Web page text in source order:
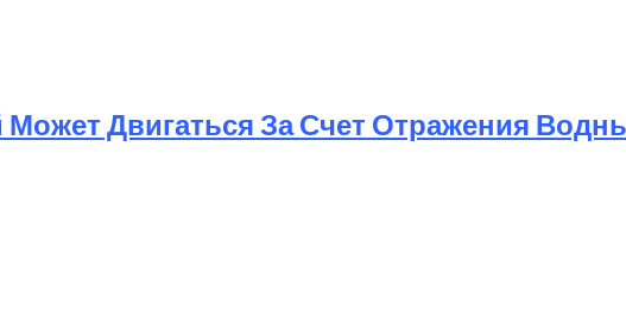
Двигаться За Счет Отражения